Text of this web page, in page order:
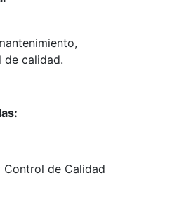
calidad.
de Calidad